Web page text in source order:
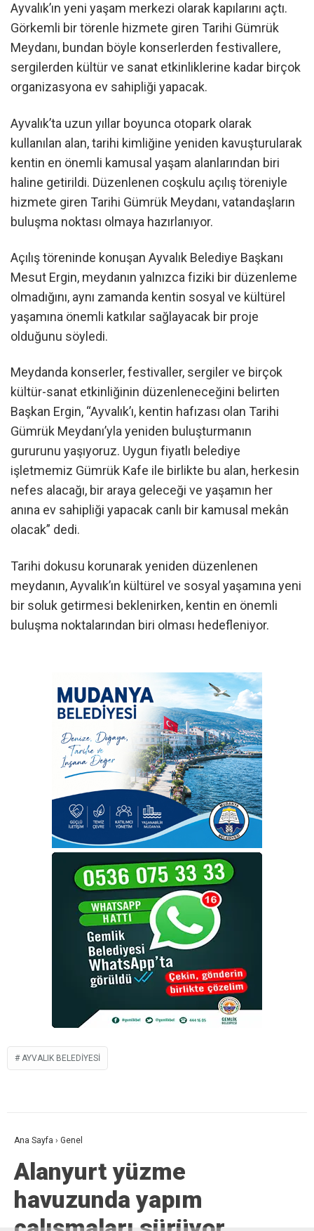
Ayvalık’ın yeni yaşam merkezi olarak kapılarını açtı.
Görkemli bir törenle hizmete giren Tarihi Gümrük
Meydanı, bundan böyle konserlerden festivallere,
sergilerden kültür ve sanat etkinliklerine kadar birçok
organizasyona ev sahipliği yapacak.
Ayvalık’ta uzun yıllar boyunca otopark olarak
kullanılan alan, tarihi kimliğine yeniden kavuşturularak
kentin en önemli kamusal yaşam alanlarından biri
haline getirildi. Düzenlenen coşkulu açılış töreniyle
hizmete giren Tarihi Gümrük Meydanı, vatandaşların
buluşma noktası olmaya hazırlanıyor.
Açılış töreninde konuşan Ayvalık Belediye Başkanı
Mesut Ergin, meydanın yalnızca fiziki bir düzenleme
olmadığını, aynı zamanda kentin sosyal ve kültürel
yaşamına önemli katkılar sağlayacak bir proje
olduğunu söyledi.
Meydanda konserler, festivaller, sergiler ve birçok
kültür-sanat etkinliğinin düzenleneceğini belirten
Başkan Ergin, “Ayvalık’ı, kentin hafızası olan Tarihi
Gümrük Meydanı’yla yeniden buluşturmanın
gururunu yaşıyoruz. Uygun fiyatlı belediye
işletmemiz Gümrük Kafe ile birlikte bu alan, herkesin
nefes alacağı, bir araya geleceği ve yaşamın her
anına ev sahipliği yapacak canlı bir kamusal mekân
olacak” dedi.
Tarihi dokusu korunarak yeniden düzenlenen
meydanın, Ayvalık’ın kültürel ve sosyal yaşamına yeni
bir soluk getirmesi beklenirken, kentin en önemli
buluşma noktalarından biri olması hedefleniyor.
AYVALIK BELEDIYESI
Ana Sayfa › Genel
Alanyurt yüzme
havuzunda yapım